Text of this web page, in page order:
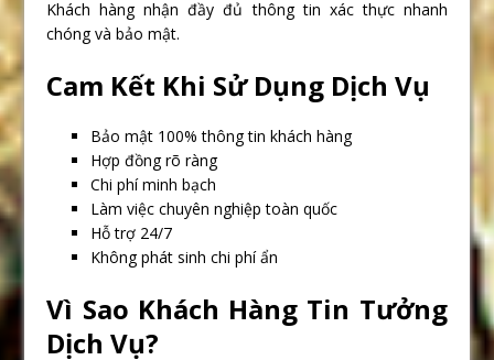
Khách hàng nhận đầy đủ thông tin xác thực nhanh
chóng và bảo mật.
Cam Kết Khi Sử Dụng Dịch Vụ
Bảo mật 100% thông tin khách hàng
Hợp đồng rõ ràng
Chi phí minh bạch
Làm việc chuyên nghiệp toàn quốc
Hỗ trợ 24/7
Không phát sinh chi phí ẩn
Vì Sao Khách Hàng Tin Tưởng
Dịch Vụ?